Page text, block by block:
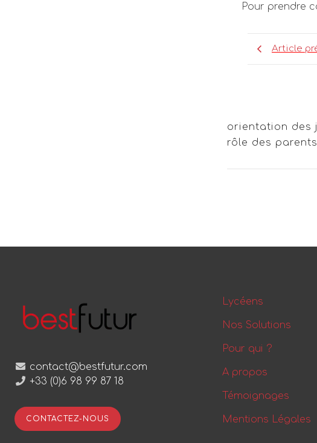
Pour prendre
Article
orientation des
rôle des parents
contact@bestfutur.com
CONTACTEZ-NOUS
Pour qui ?
A propos
Témoignages
Mentions Légales
Rechercher sur